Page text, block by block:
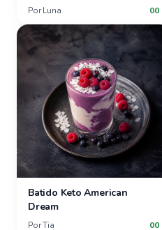
Por Luna 00
Batido Keto American
Dream
PorTia 00